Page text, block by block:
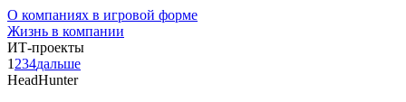
О компаниях в игровой форме
Жизнь в компании
ИТ-проекты
1 234дальше
HeadHunter